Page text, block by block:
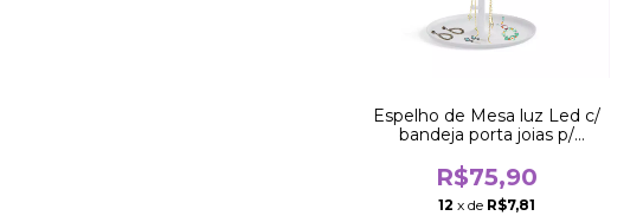
Espelho de Mesa luz Led c/
bandeja porta joias p/
R$75,90
12 x de R$7,81